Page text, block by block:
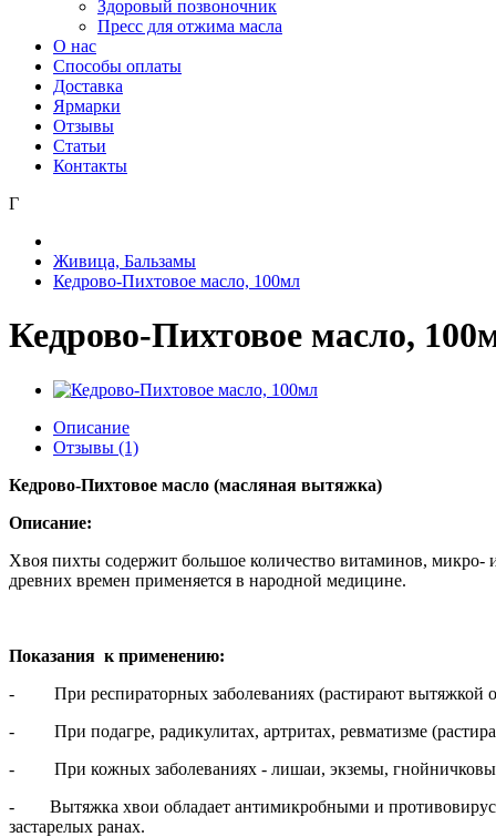
Здоровый позвоночник
Пресс для отжима масла
О нас
Способы оплаты
Доставка
Ярмарки
Отзывы
Статьи
Контакты
Г
Живица, Бальзамы
Кедрово-Пихтовое масло, 100мл
Кедрово-Пихтовое масло,
Описание
Отзывы (1)
Кедрово-Пихтовое масло (масляная вытяжка)
Описание:
Хвоя пихты содержит большое количество витаминов,
древних времен применяется в народной медицине.
Показания к применению:
- При респираторных заболеваниях (растирают вытяжкой
- При подагре, радикулитах, артритах, ревматизме
- При кожных заболеваниях - лишаи, экземы, гнойничковые
- Вытяжка хвои обладает антимикробными и
застарелых ранах.